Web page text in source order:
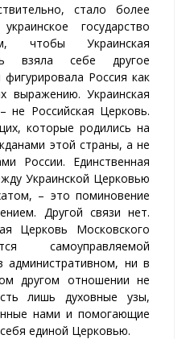
стало более
государство
чтобы Украинская
взяла себе другое
Россия как
выражению. Украинская
не Российская Церковь.
которые родились на
этой страны, а не
России. Единственная
Украинской Церковью
– это поминовение
Другой связи нет.
Церковь Московского
самоуправляемой
ни в
другом отношении не
лишь духовные узы,
нами и помогающие
единой Церковью.